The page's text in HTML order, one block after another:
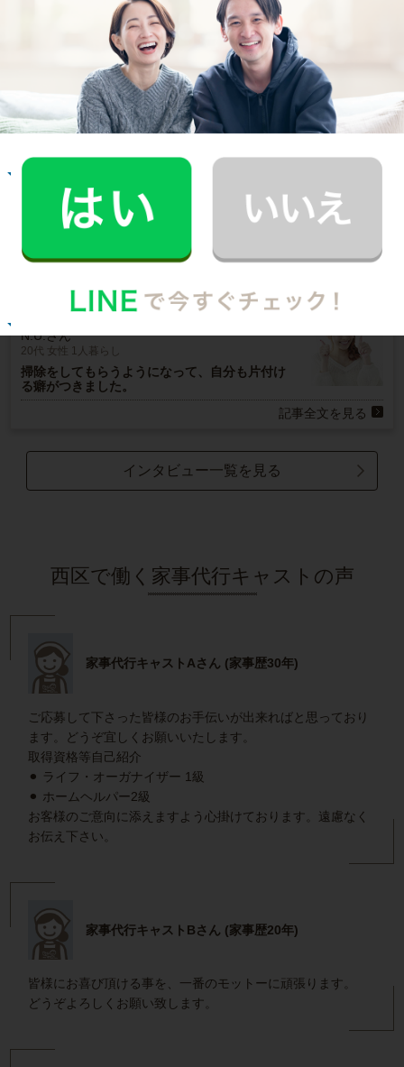
ご利用者インタビュー
Customer Interview
お掃除
E.O.さん
30代 共働き 育児休暇中
いつもお家がキレイなママ友がCaSyを使って
記事全文を見る
お掃除
N.U.さん
20代 女性 1人暮らし
掃除をしてもらうようになって、自分も片付け
る癖がつきました。
記事全文を見る
インタビュー一覧を見る
西区で働く家事代行キャストの声
家事代行キャストAさん (家事歴30年)
ご応募して下さった皆様のお手伝いが出来ればと思っており
ます。どうぞ宜しくお願いいたします。
取得資格等自己紹介
⚫︎ ライフ・オーガナイザー 1級
⚫︎ ホームヘルパー2級
お客様のご意向に添えますよう心掛けております。遠慮なく
お伝え下さい。
家事代行キャストBさん (家事歴20年)
皆様にお喜び頂ける事を、一番のモットーに頑張ります。
どうぞよろしくお願い致します。